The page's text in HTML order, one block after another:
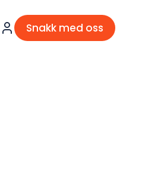
Snakk med oss